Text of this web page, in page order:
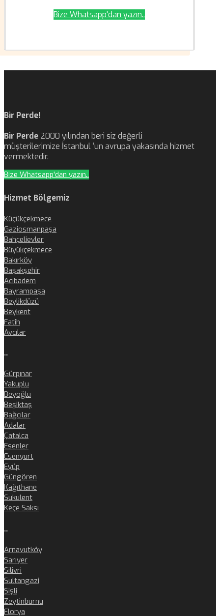
Bize Whatsapp'dan yazın..
Bir Perde!
Bir Perde 2000 yılından beri siz değerli
müşterilerimize İstanbul ‘un avrupa yakasında hizmet
vermektedir.
Bize Whatsapp'dan yazın..
Hizmet Bölgemiz
Küçükçekmece
Gaziosmanpaşa
Bahçelievler
Büyükçekmece
Bakırköy
Başakşehir
Acıbadem
Bayrampaşa
Beylikdüzü
Beykent
Fatih
Avcılar
..
Gürpınar
Yakuplu
Beyoğlu
Beşiktaş
Bağcılar
Adalar
Çatalca
Esenler
Esenyurt
Eyüp
Güngören
Kağıthane
Sukulent
Keçe Saksı
..
Arnavutköy
Sarıyer
Silivri
Sultangazi
Şişli
Zeytinburnu
Florya